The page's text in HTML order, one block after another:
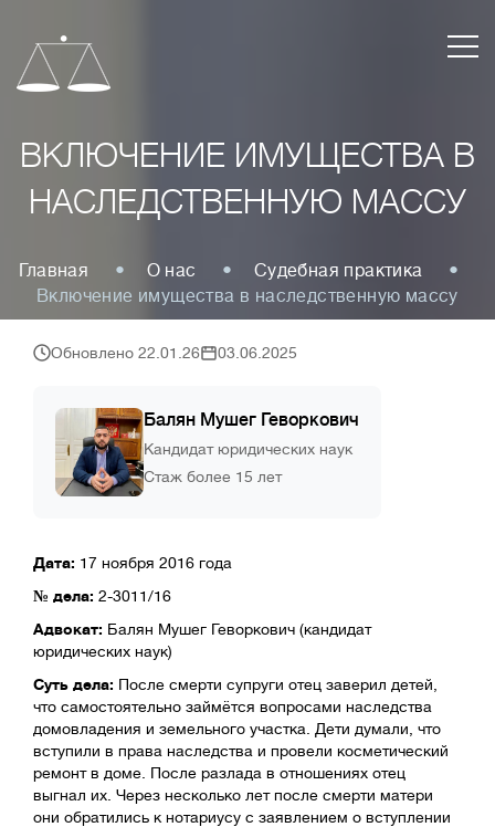
ВКЛЮЧЕНИЕ ИМУЩЕСТВА В
НАСЛЕДСТВЕННУЮ МАССУ
Главная О нас
Судебная практика
Включение имущества в наследственную массу
Обновлено 22.01.26 03.06.2025
Балян Мушег Геворкович
Кандидат юридических наук
Стаж более 15 лет
Дата: 17 ноября 2016 года
№ дела: 2-3011/16
Адвокат: Балян Мушег Геворкович (кандидат
юридических наук)
Суть дела: После смерти супруги отец заверил детей,
что самостоятельно займётся вопросами наследства
домовладения и земельного участка. Дети думали, что
вступили в права наследства и провели косметический
ремонт в доме. После разлада в отношениях отец
выгнал их. Через несколько лет после смерти матери
они обратились к нотариусу с заявлением о вступлении